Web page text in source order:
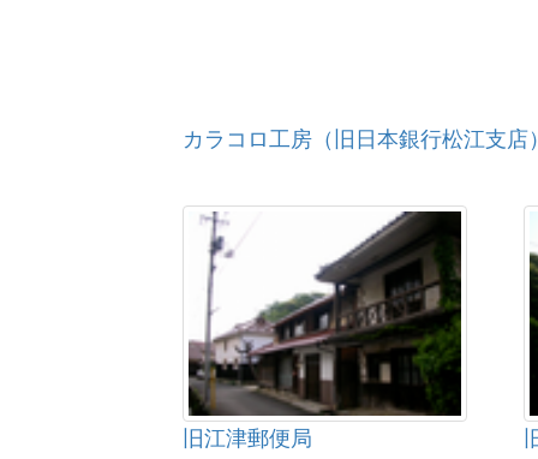
カラコロ工房（旧日本銀行松江支店
旧江津郵便局